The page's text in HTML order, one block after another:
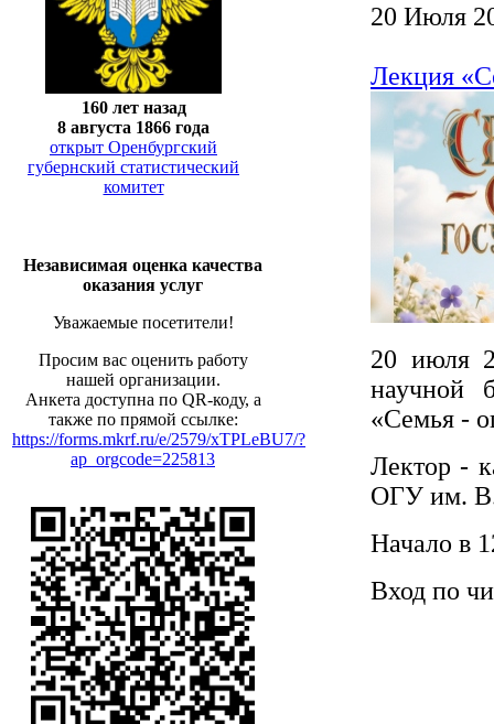
160 лет назад
8 августа 1866 года
открыт Оренбургский
губернский статистический
комитет
Независимая оценка качества
оказания услуг
Уважаемые посетители!
Просим вас оценить работу
нашей организации.
Анкета доступна по QR-коду, а
также по прямой ссылке:
https://forms.mkrf.ru/e/2579/xTPLeBU7/?
ap_orgcode=225813
20 Июля
Лекция
20 июля
научной
«Семья -
Лектор -
ОГУ им. В.
Начало в
Вход по